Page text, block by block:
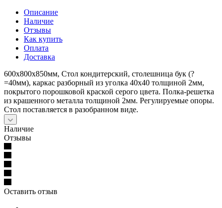
Описание
Наличие
Отзывы
Как купить
Оплата
Доставка
600х800х850мм, Стол кондитерский, столешница бук (?
=40мм), каркас разборный из уголка 40х40 толщиной 2мм,
покрытого порошковой краской серого цвета. Полка-решетка
из крашенного металла толщиной 2мм. Регулируемые опоры.
Стол поставляется в разобранном виде.
Наличие
Отзывы
Оставить отзыв